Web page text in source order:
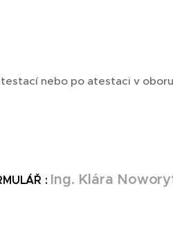
nebo po atestaci v oboru
: Ing. Klára